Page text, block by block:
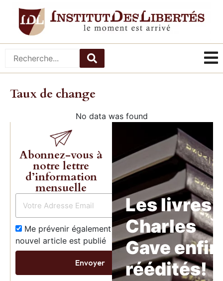
Taux de change
No data was found
Abonnez-vous à
notre lettre
d’information
mensuelle
Me prévenir également dès qu’un
nouvel article est publié
Envoyer
Les livres
Charles
Gave enfin
réédités!